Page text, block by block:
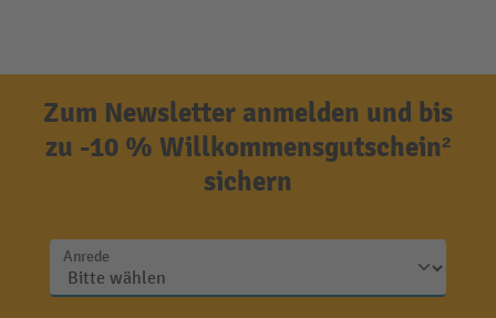
Zum Newsletter anmelden und bis
zu -10 % Willkommensgutschein²
sichern
Anrede